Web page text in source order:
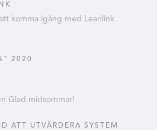
komma igång med Leanlink
2020
Glad midsommar!
ATT UTVÄRDERA SYSTEM